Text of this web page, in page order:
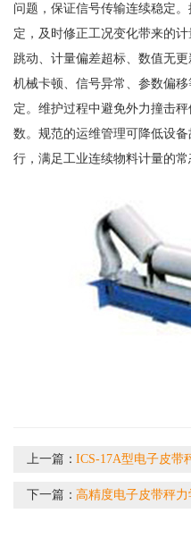
问题，保证信号传输连续稳定
定，及时修正工况变化带来的
跳动、计量偏差超标、数值无
机械卡顿、信号异常、参数偏
定。维护过程中避免外力撞击
数。规范的运维管理可降低设
行，满足工业连续物料计量的常
上一篇：ICS-17A型电子皮带
下一篇：高精度电子皮带秤力